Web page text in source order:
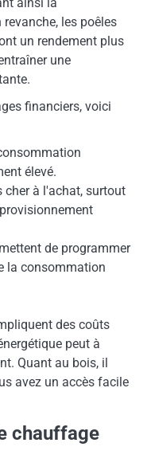
les poêles
un rendement plus
une
financiers, voici
élevé.
cher à l'achat, surtout
de programmer
la consommation
des coûts
peut à
Quant au bois, il
avez un accès facile
chauffage